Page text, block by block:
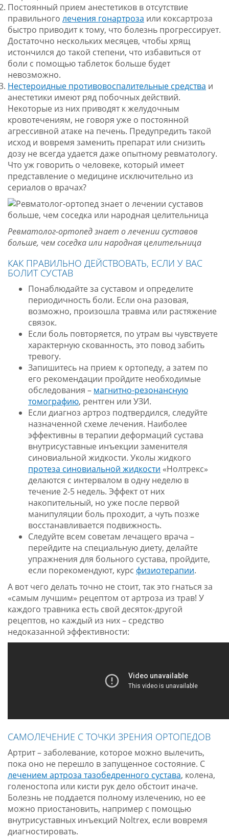
Постоянный прием анестетиков в отсутствие
правильного лечения гонартроза или коксартроза
быстро приводит к тому, что болезнь прогрессирует.
Достаточно нескольких месяцев, чтобы хрящ
истончился до такой степени, что избавиться от
боли с помощью таблеток больше будет
невозможно.
Нестероидные противовоспалительные средства и
анестетики имеют ряд побочных действий.
Некоторые из них приводят к желудочным
кровотечениям, не говоря уже о постоянной
агрессивной атаке на печень. Предупредить такой
исход и вовремя заменить препарат или снизить
дозу не всегда удается даже опытному ревматологу.
Что уж говорить о человеке, который имеет
представление о медицине исключительно из
сериалов о врачах?
Ревматолог-ортопед знает о лечении суставов
больше, чем соседка или народная целительница
КАК ПРАВИЛЬНО ДЕЙСТВОВАТЬ, ЕСЛИ У ВАС
БОЛИТ СУСТАВ
Понаблюдайте за суставом и определите
периодичность боли. Если она разовая,
возможно, произошла травма или растяжение
связок.
Если боль повторяется, по утрам вы чувствуете
характерную скованность, это повод забить
тревогу.
Запишитесь на прием к ортопеду, а затем по
его рекомендации пройдите необходимые
обследования – магнитно-резонансную
томографию, рентген или УЗИ.
Если диагноз артроз подтвердился, следуйте
назначенной схеме лечения. Наиболее
эффективны в терапии деформаций сустава
внутрисуставные инъекции заменителя
синовиальной жидкости. Уколы жидкого
протеза синовиальной жидкости «Нолтрекс»
делаются с интервалом в одну неделю в
течение 2-5 недель. Эффект от них
накопительный, но уже после первой
манипуляции боль проходит, а чуть позже
восстанавливается подвижность.
Следуйте всем советам лечащего врача –
перейдите на специальную диету, делайте
упражнения для больного сустава, пройдите,
если порекомендуют, курс физиотерапии.
А вот чего делать точно не стоит, так это гнаться за
«самым лучшим» рецептом от артроза из трав! У
каждого травника есть свой десяток-другой
рецептов, но каждый из них – средство
недоказанной эффективности:
САМОЛЕЧЕНИЕ С ТОЧКИ ЗРЕНИЯ ОРТОПЕДОВ
Артрит – заболевание, которое можно вылечить,
пока оно не перешло в запущенное состояние. С
лечением артроза тазобедренного сустава, колена,
голеностопа или кисти рук дело обстоит иначе.
Болезнь не поддается полному излечению, но ее
можно приостановить, например с помощью
внутрисуставных инъекций Noltrex, если вовремя
диагностировать.